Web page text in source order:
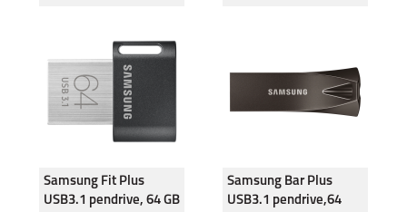
SAMSUNG GALAXY
Samsung Fit Plus
USB3.1 pendrive, 64 GB
Samsung Bar Plus
USB3.1 pendrive,64